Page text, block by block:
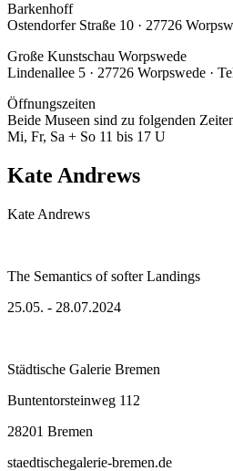
Barkenhoff
Ostendorfer Straße 10 · 27726
Große Kunstschau Worpswede
Lindenallee 5 · 27726 Worpswede ·
Öffnungszeiten
Beide Museen sind zu folgenden
Mi, Fr, Sa + So 11 bis 17 U
Kate Andrews
Kate Andrews
The Semantics of softer Landings
25.05. - 28.07.2024
Städtische Galerie Bremen
Buntentorsteinweg 112
28201 Bremen
staedtischegalerie-bremen.de